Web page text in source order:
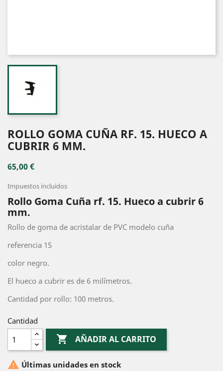
ROLLO GOMA CUÑA RF. 15. HUECO A
CUBRIR 6 MM.
65,00 €
Impuestos incluidos
Rollo Goma Cuña rf. 15. Hueco a cubrir 6
mm.
Rollo de goma de acristalar de PVC modelo cuña
referencia 15
color negro.
El hueco a cubrir es de 6 milímetros.
Cantidad por rollo: 100 metros.
Cantidad
 AÑADIR AL CARRITO
 Últimas unidades en stock